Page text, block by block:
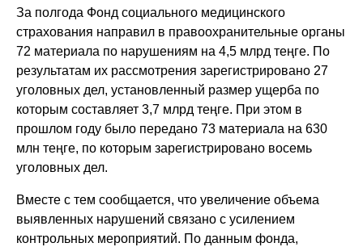
За полгода Фонд социального медицинского
страхования направил в правоохранительные органы
72 материала по нарушениям на 4,5 млрд теңге. По
результатам их рассмотрения зарегистрировано 27
уголовных дел, установленный размер ущерба по
которым составляет 3,7 млрд теңге. При этом в
прошлом году было передано 73 материала на 630
млн теңге, по которым зарегистрировано восемь
уголовных дел.
Вместе с тем сообщается, что увеличение объема
выявленных нарушений связано с усилением
контрольных мероприятий. По данным фонда,